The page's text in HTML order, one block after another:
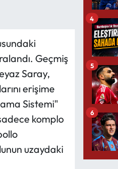
Geçmiş
Saray,
erişime
Sistemi"
komplo
uzaydaki
4
5
6